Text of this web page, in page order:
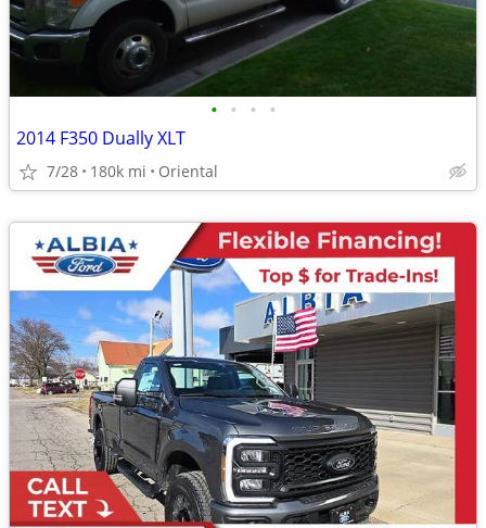
• • • •
2014 F350 Dually XLT
7/28 180k mi Oriental